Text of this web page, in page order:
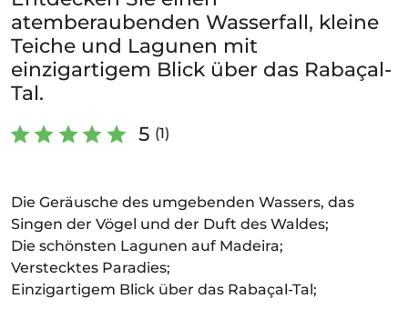
atemberaubenden Wasserfall, kleine
Teiche und Lagunen mit
einzigartigem Blick über das Rabaçal-
Tal.
5 (1)
Die Geräusche des umgebenden Wassers, das
Singen der Vögel und der Duft des Waldes;
Die schönsten Lagunen auf Madeira;
Verstecktes Paradies;
Einzigartigem Blick über das Rabaçal-Tal;